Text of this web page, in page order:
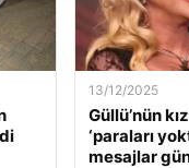
13/12/2025
Güllü’nün
‘paraları
mesajlar